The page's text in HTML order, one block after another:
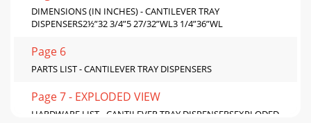
DIMENSIONS (IN INCHES) - CANTILEVER TRAY
DISPENSERS2½”32 3/4”5 27/32”WL3 1/4”36”WL
Page 6
PARTS LIST - CANTILEVER TRAY DISPENSERS
Page 7 - EXPLODED VIEW
HARDWARE LIST - CANTILEVER TRAY DISPENSERSEXPLODED